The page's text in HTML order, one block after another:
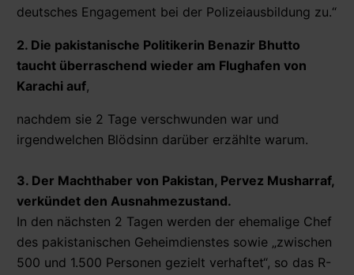
deutsches Engagement bei der Polizeiausbildung zu.“
2. Die pakistanische Politikerin Benazir Bhutto
taucht überraschend wieder am Flughafen von
Karachi auf,
nachdem sie 2 Tage verschwunden war und
irgendwelchen Blödsinn darüber erzählte warum.
3. Der Machthaber von Pakistan, Pervez Musharraf,
verkündet den Ausnahmezustand.
In den nächsten 2 Tagen werden der ehemalige Chef
des pakistanischen Geheimdienstes sowie „zwischen
500 und 1.500 Personen gezielt verhaftet“, so das R-